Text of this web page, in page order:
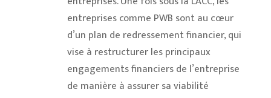
entreprises comme PWB sont au cœur
d’un plan de redressement financier, qui
vise à restructurer les principaux
engagements financiers de l’entreprise
de manière à assurer sa viabilité